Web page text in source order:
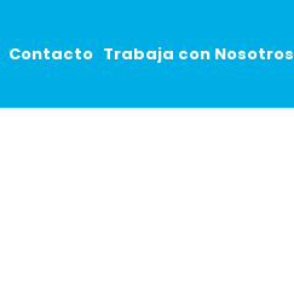
Contacto Trabaja con Nosotros